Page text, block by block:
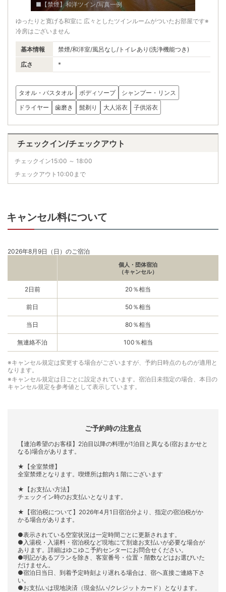
■【禁煙】和洋ツイン/写真一例
ゆったりと寛げる和室に 広々としたツインルームがついたお部屋です※
冷房はございません
基本情報
禁煙/和洋室/風呂なし/トイレあり(洗浄機能つき)
広さ
*
タオル・バスタオル ボディソープ
シャンプー・リンス
ドライヤー
歯磨き 髭剃り 大人浴衣 子供浴衣
チェックイン/チェックアウト
チェックイン15:00 ～ 18:00
チェックアウト10:00まで
キャンセル料について
2026年8月9日（日）のご宿泊
個人・団体宿泊
（キャンセル）
2日前 20％相当
前日 50％相当
当日 80％相当
無連絡不泊 100％相当
※キャンセル規定は変更する場合がございますが、予約日時点のものが適用と
なります。
※キャンセル規定は日ごとに設定されています。宿泊日未指定の場合、本日の
キャンセル規定を参考値として表示しています。
ご予約時の注意点
【連泊希望のお客様】2泊目以降の料理が1泊目と異なる(宿おまかせと
なる)場合があります。
★【全室禁煙】
全室禁煙となります。喫煙所は館内１階にございます
★【お支払い方法】
チェックイン時のお支払いとなります。
★【宿泊税について】2026年4月1日宿泊分より、指定の宿泊税がか
かる場合があります。
●表示されている空室状況は一定時間ごとに更新されます。
●入湯税・入湯料・宿泊税など現地にて別途お支払いが必要な場合が
あります。詳細はゆこゆこ予約センターにお問合せください。
●明記があるプランを除き、客室番号・位置・階数などはお選びいた
だけません。
●宿泊日当日、到着予定時刻より遅れる場合は、宿へ直接ご連絡下さ
い。
●お支払いは現地決済（現金払い/クレジットカード）となります。